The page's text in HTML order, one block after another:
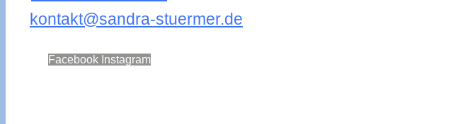
kontakt@sandra-stuermer.de
Facebook Instagram